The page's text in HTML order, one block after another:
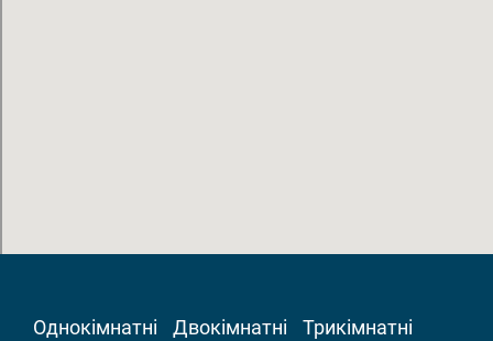
Однокімнатні Двокімнатні Трикімнатні